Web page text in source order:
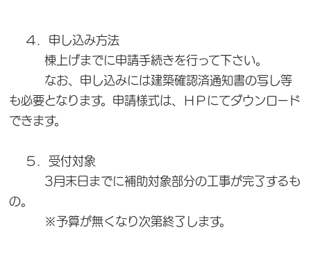
４．申し込み方法
棟上げまでに申請手続きを行って下さい。
なお、申し込みには建築確認済通知書の写し等
も必要となります。申請様式は、ＨＰにてダウンロード
できます。
５．受付対象
3月末日までに補助対象部分の工事が完了するも
の。
※予算が無くなり次第終了します。